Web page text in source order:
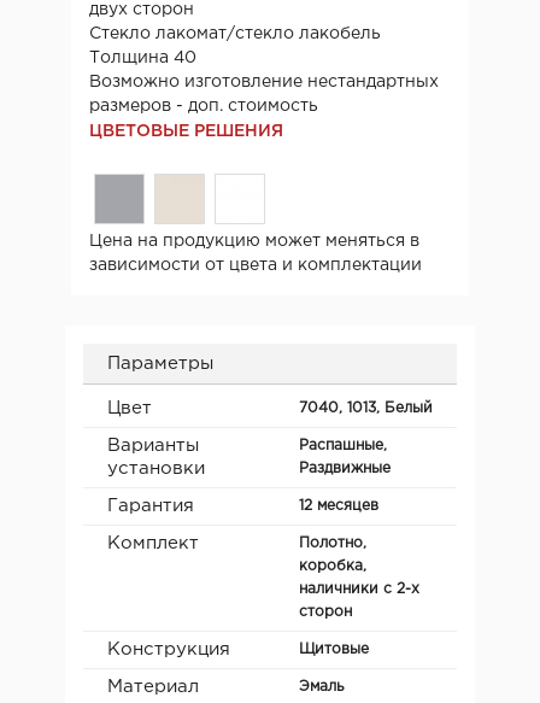
двух сторон
Стекло лакомат/стекло лакобель
Толщина 40
Возможно изготовление нестандартных
размеров - доп. стоимость
ЦВЕТОВЫЕ РЕШЕНИЯ
Цена на продукцию может меняться в
зависимости от цвета и комплектации
Параметры
Цвет 7040, 1013, Белый
Варианты
установки
Распашные,
Раздвижные
Гарантия 12 месяцев
Комплект
Полотно,
коробка,
наличники с 2-х
сторон
Конструкция Щитовые
Материал Эмаль